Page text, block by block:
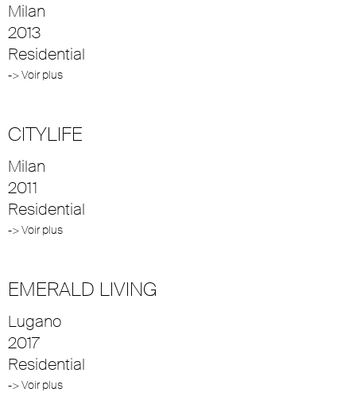
Milan
2013
Residential
-> Voir plus
CITYLIFE
Milan
2011
Residential
-> Voir plus
EMERALD LIVING
Lugano
2017
Residential
-> Voir plus